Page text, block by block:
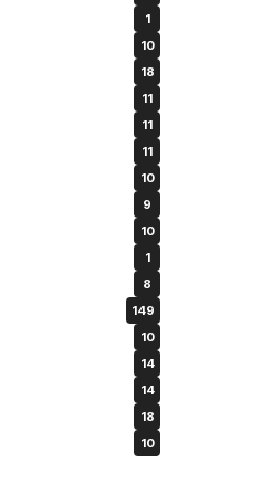
1
10
18
11
11
11
10
9
10
1
8
149
10
14
14
18
10